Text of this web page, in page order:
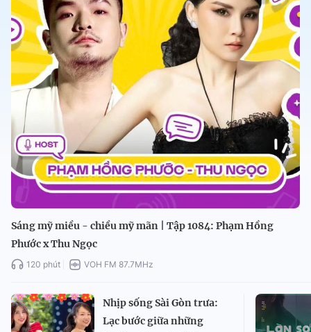
Sáng mỹ miều - chiều mỹ mãn | Tập 1084: Phạm Hồng
Phước x Thu Ngọc
120 phút VOH FM 87.7MHz
Nhịp sống Sài Gòn trưa:
Lạc bước giữa những